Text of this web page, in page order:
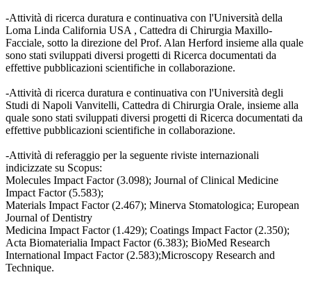
-Attività di ricerca duratura e continuativa con l'Università della
Loma Linda California USA , Cattedra di Chirurgia Maxillo-
Facciale, sotto la direzione del Prof. Alan Herford insieme alla quale
sono stati sviluppati diversi progetti di Ricerca documentati da
effettive pubblicazioni scientifiche in collaborazione.
-Attività di ricerca duratura e continuativa con l'Università degli
Studi di Napoli Vanvitelli, Cattedra di Chirurgia Orale, insieme alla
quale sono stati sviluppati diversi progetti di Ricerca documentati da
effettive pubblicazioni scientifiche in collaborazione.
-Attività di referaggio per la seguente riviste internazionali
indicizzate su Scopus:
Molecules Impact Factor (3.098); Journal of Clinical Medicine
Impact Factor (5.583);
Materials Impact Factor (2.467); Minerva Stomatologica; European
Journal of Dentistry
Medicina Impact Factor (1.429); Coatings Impact Factor (2.350);
Acta Biomaterialia Impact Factor (6.383); BioMed Research
International Impact Factor (2.583);Microscopy Research and
Technique.